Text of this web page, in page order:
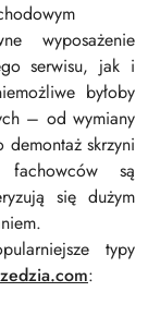
wyposażenie
serwisu, jak i
byłoby
– od wymiany
demontaż skrzyni
fachowców są
się dużym
typy
: